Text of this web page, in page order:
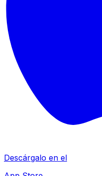
Descárgalo en el